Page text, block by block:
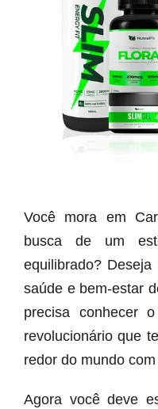
Você mora em
busca de um
equilibrado?
saúde e bem-estar
precisa conhecer
revolucionário que
redor do mundo
Agora você deve